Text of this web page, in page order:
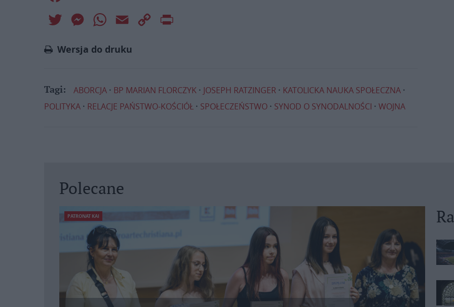
Twitter MessengerWhatsApp
Email
Copy
Wersja do druku
Tagi: ABORCJA BP MARIAN FLORCZYK JOSEPH RATZINGER
KATOLICKA NAUKA SPOŁECZNA
POLITYKA
RELACJE PAŃSTWO-KOŚCIÓŁ SPOŁECZEŃSTWO SYNOD O SYNODALNOŚCI WOJNA
Polecane
PATRONAT KAI